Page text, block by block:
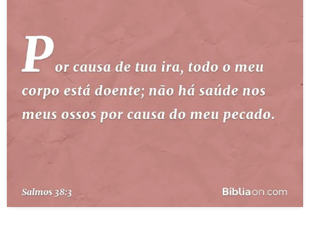
ESTUDOS BÍBLICOS
ESBOÇOS DE PREGAÇÃO
PERGUNTE À BÍBLIA
QUEM SOMOS